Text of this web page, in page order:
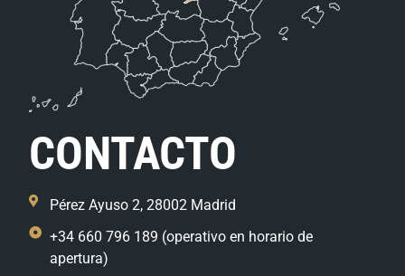
CONTACTO
Pérez Ayuso 2, 28002 Madrid
+34 660 796 189 (operativo en horario de
apertura)